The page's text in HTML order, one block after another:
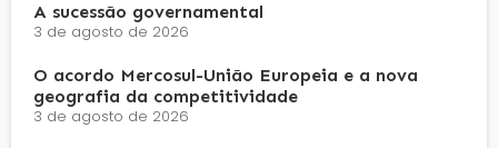
A sucessão governamental
3 de agosto de 2026
O acordo Mercosul-União Europeia e a nova
geografia da competitividade
3 de agosto de 2026